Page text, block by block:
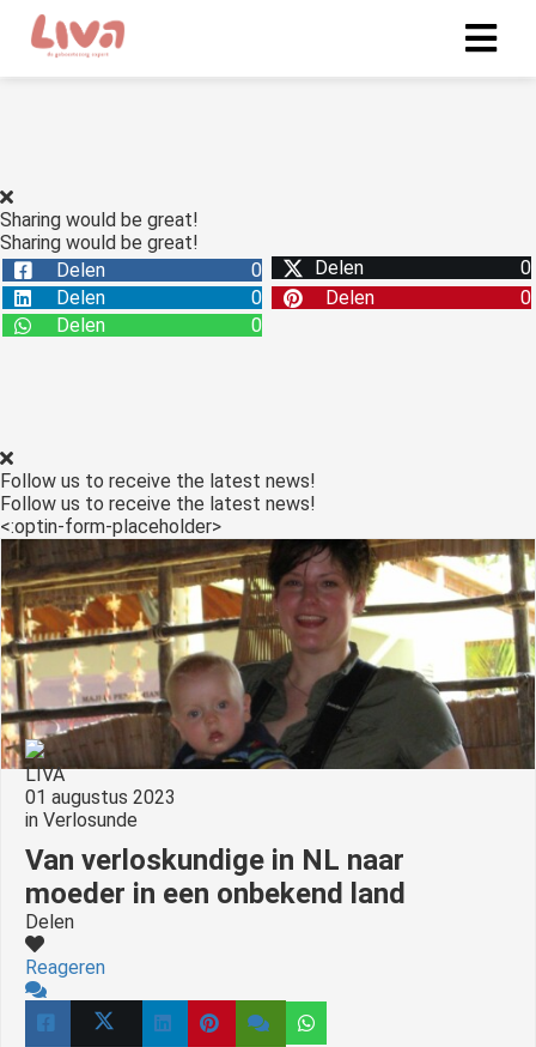
Sharing would be great!
Sharing would be great!
Delen
0 Delen
0
Delen
0 Delen
0
Delen
0
Follow us to receive the latest news!
Follow us to receive the latest news!
<:optin-form-placeholder>
LIVA
01 augustus 2023
in Verlosunde
Van verloskundige in NL naar
moeder in een onbekend land
Delen
Reageren